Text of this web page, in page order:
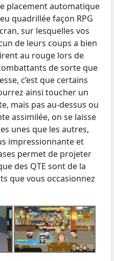
placement automatique
quadrillée façon RPG
sur lesquelles vos
de leurs coups a bien
au rouge lors de
de sorte que
c’est que certains
ainsi toucher un
mais pas au-dessus ou
assimilée, on se laisse
unes que les autres,
impressionnante et
permet de projeter
des QTE sont de la
que vous occasionnez